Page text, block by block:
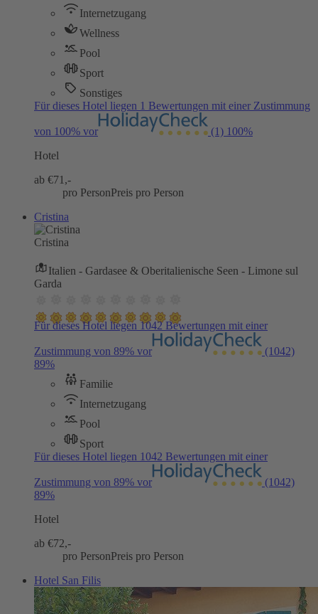
Internetzugang
Wellness
Pool
Sport
Sonstiges
Für dieses Hotel liegen 1 Bewertungen mit einer Zustimmung
von 100% vor (1) 100%
Hotel
ab €71,-
pro PersonPreis pro Person
Cristina
Cristina
Italien - Gardasee & Oberitalienische Seen - Limone sul
Garda
Für dieses Hotel liegen 1042 Bewertungen mit einer
Zustimmung von 89% vor
(1042)
89%
Familie
Internetzugang
Pool
Sport
Für dieses Hotel liegen 1042 Bewertungen mit einer
Zustimmung von 89% vor
(1042)
89%
Hotel
ab €72,-
pro PersonPreis pro Person
Hotel San Filis